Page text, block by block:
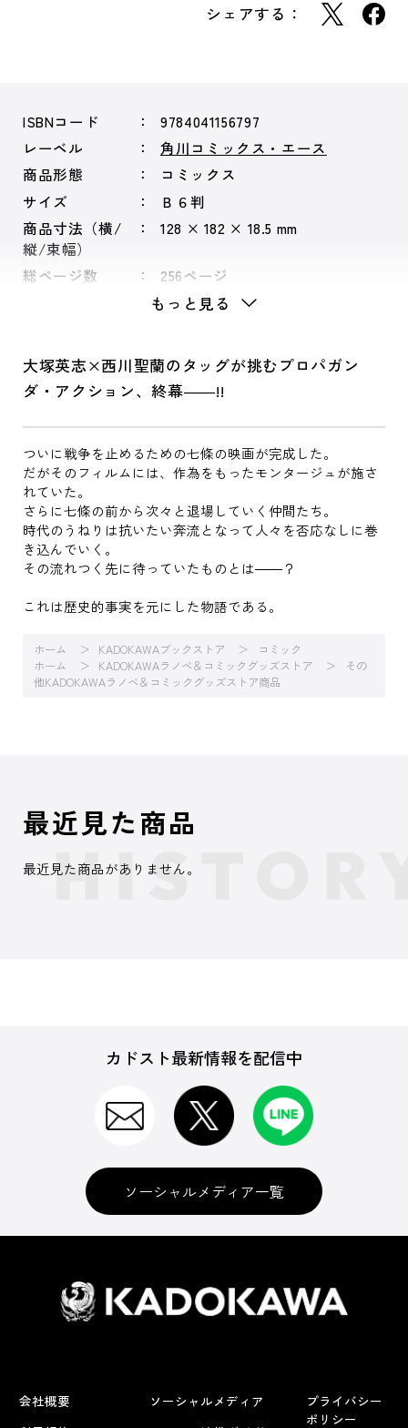
シェアする：
ISBNコード
9784041156797
レーベル
角川コミックス・エース
商品形態
コミックス
サイズ
Ｂ６判
商品寸法（横/
縦/束幅）
128 × 182 × 18.5 mm
総ページ数 256ページ
もっと見る
大塚英志×西川聖蘭のタッグが挑むプロパガン
ダ・アクション、終幕――!!
ついに戦争を止めるための七條の映画が完成した。
だがそのフィルムには、作為をもったモンタージュが施さ
れていた。
さらに七條の前から次々と退場していく仲間たち。
時代のうねりは抗いたい奔流となって人々を否応なしに巻
き込んでいく。
その流れつく先に待っていたものとは――？
これは歴史的事実を元にした物語である。
ホーム KADOKAWAブックストア
コミック
ホーム
KADOKAWAラノベ＆コミックグッズストア
その
他KADOKAWAラノベ＆コミックグッズストア商品
最近見た商品
最近見た商品がありません。
カドスト最新情報を配信中
ソーシャルメディア一覧
会社概要
ソーシャルメディア
プライバシー
ポリシー